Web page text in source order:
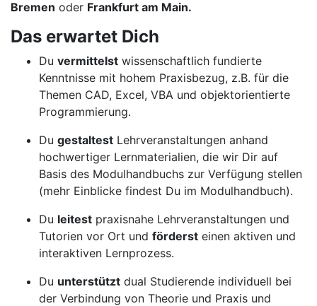
Bremen oder Frankfurt am Main.
Das erwartet Dich
Du vermittelst wissenschaftlich fundierte
Kenntnisse mit hohem Praxisbezug, z.B. für die
Themen CAD, Excel, VBA und objektorientierte
Programmierung.
Du gestaltest Lehrveranstaltungen anhand
hochwertiger Lernmaterialien, die wir Dir auf
Basis des Modulhandbuchs zur Verfügung stellen
(mehr Einblicke findest Du im Modulhandbuch).
Du leitest praxisnahe Lehrveranstaltungen und
Tutorien vor Ort und förderst einen aktiven und
interaktiven Lernprozess.
Du unterstützt dual Studierende individuell bei
der Verbindung von Theorie und Praxis und